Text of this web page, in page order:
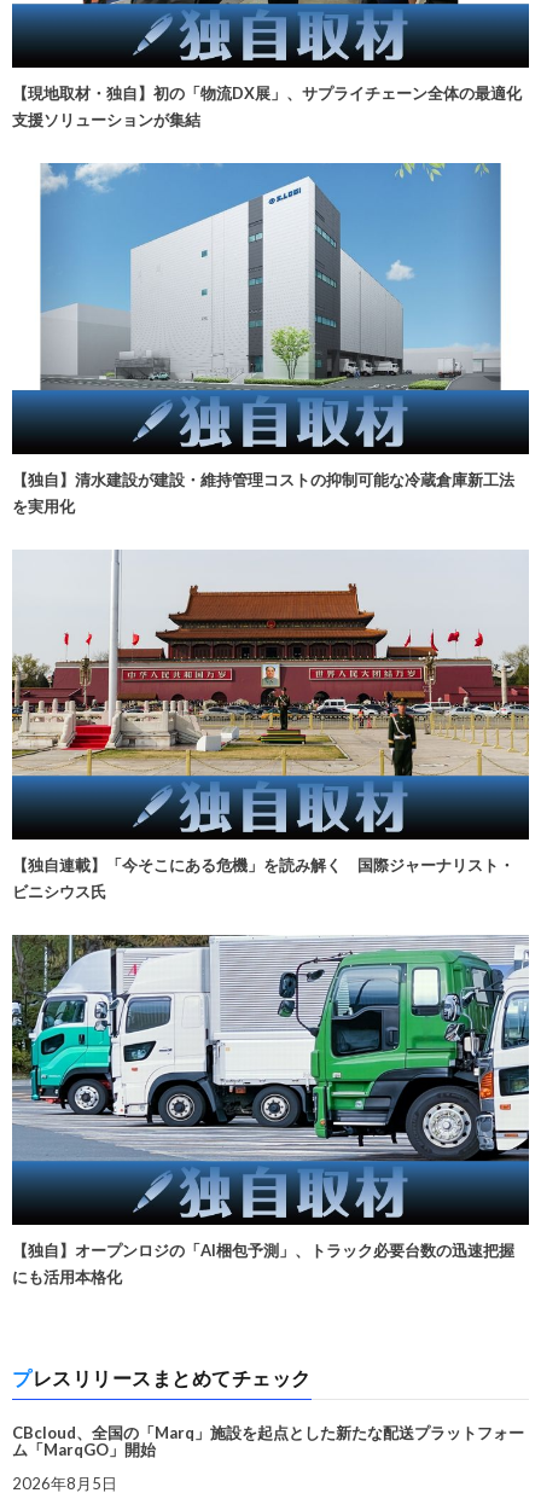
【現地取材・独自】初の「物流DX展」、サプライチェーン全体の最適化
支援ソリューションが集結
【独自】清水建設が建設・維持管理コストの抑制可能な冷蔵倉庫新工法
を実用化
【独自連載】「今そこにある危機」を読み解く 国際ジャーナリスト・
ビニシウス氏
【独自】オープンロジの「AI梱包予測」、トラック必要台数の迅速把握
にも活用本格化
プレスリリースまとめてチェック
CBcloud、全国の「Marq」施設を起点とした新たな配送プラットフォー
ム「MarqGO」開始
2026年8月5日